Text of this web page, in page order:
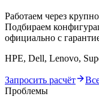
Работаем через
Подбираем
официально с
HPE, Dell, Lenovo,
Запросить расчёт
Проблемы